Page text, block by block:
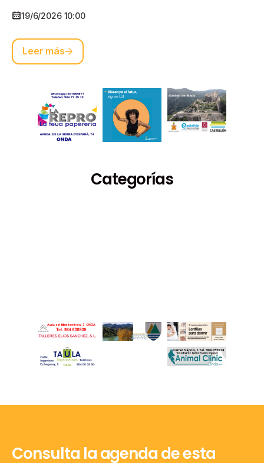
19/6/2026 10:00
Leer más
Categorías
Consulta la agenda de esta